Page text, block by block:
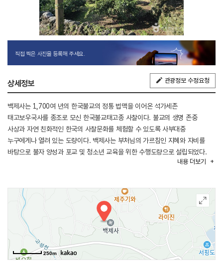
직접 찍은 사진을 등록해 주세요.
상세정보 관광정보 수정요청
백제사는 1,700여 년의 한국불교의 정통 법맥을 이어온 석가세존
태고보우국사를 종조로 모신 한국불교태고종 사찰이다. 불교의 생명 존중
사상과 자연 친화적인 한국의 사찰문화를 체험할 수 있도록 사부대중
누구에게나 열려 있는 도량이다. 백제사는 부처님의 가르침인 지혜와 자비를
바탕으로 불자 양성과 포교 및 청소년 교육을 위한 수행도량으로 설립되었다.
아름다운 제주의 청정한 자연과 수려한 경관을 느끼며 사찰에서의 고요한
찾아갈 수 있도록 템플스테이 등의 프로그램을 운영하고 있다.
내용 더보기
250m